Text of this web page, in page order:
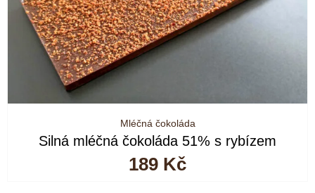
Mléčná čokoláda
Silná mléčná čokoláda 51% s rybízem
189 Kč